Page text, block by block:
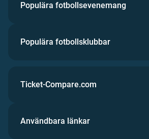
Populära fotbollsevenemang
Populära fotbollsklubbar
Ticket-Compare.com
Användbara länkar